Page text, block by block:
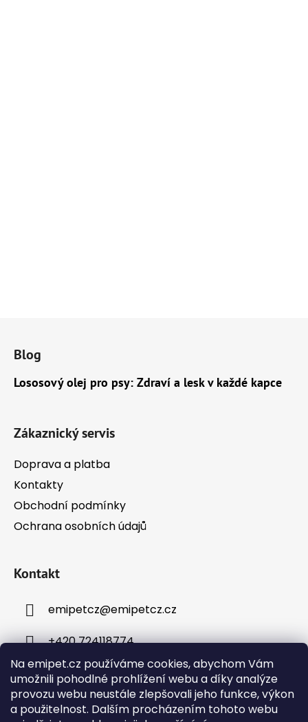
Na emipet.cz používáme cookies, abychom Vám
umožnili pohodlné prohlížení webu a díky analýze
provozu webu neustále zlepšovali jeho funkce, výkon
a použitelnost. Dalším procházením tohoto webu
Blog
Lososový olej pro psy: Zdraví a lesk v každé kapce
Zákaznický servis
Doprava a platba
Kontakty
Obchodní podmínky
Ochrana osobních údajů
Kontakt
emipetcz@emipetcz.cz
+420 724118774